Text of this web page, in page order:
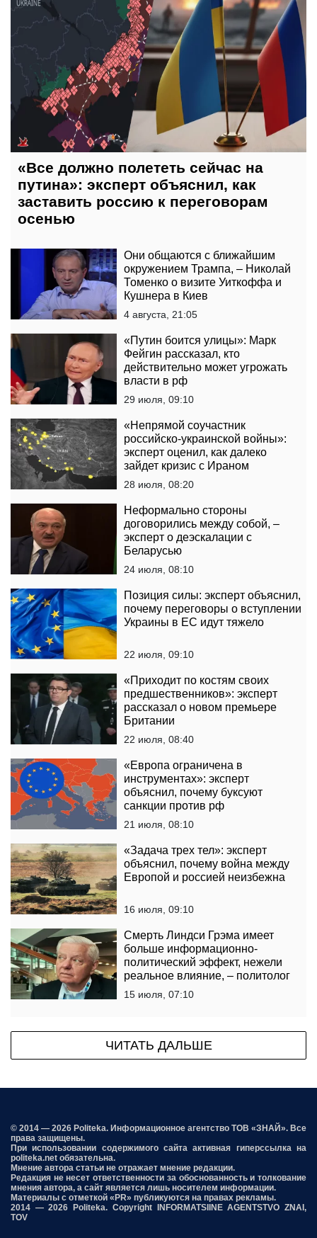
«Все должно полететь сейчас на
путина»: эксперт объяснил, как
заставить россию к переговорам
осенью
Они общаются с ближайшим
окружением Трампа, – Николай
Томенко о визите Уиткоффа и
Кушнера в Киев
4 августа, 21:05
«Путин боится улицы»: Марк
Фейгин рассказал, кто
действительно может угрожать
власти в рф
29 июля, 09:10
«Непрямой соучастник
российско-украинской войны»:
эксперт оценил, как далеко
зайдет кризис с Ираном
28 июля, 08:20
Неформально стороны
договорились между собой, –
эксперт о деэскалации с
Беларусью
24 июля, 08:10
Позиция силы: эксперт объяснил,
почему переговоры о вступлении
Украины в ЕС идут тяжело
22 июля, 09:10
«Приходит по костям своих
предшественников»: эксперт
рассказал о новом премьере
Британии
22 июля, 08:40
«Европа ограничена в
инструментах»: эксперт
объяснил, почему буксуют
санкции против рф
21 июля, 08:10
«Задача трех тел»: эксперт
объяснил, почему война между
Европой и россией неизбежна
16 июля, 09:10
Смерть Линдси Грэма имеет
больше информационно-
политический эффект, нежели
реальное влияние, – политолог
15 июля, 07:10
ЧИТАТЬ ДАЛЬШЕ
© 2014 — 2026 Politeka. Информационное агентство ТОВ «ЗНАЙ». Все
права защищены.
При использовании содержимого сайта активная гиперссылка на
politeka.net обязательна.
Мнение автора статьи не отражает мнение редакции.
Редакция не несет ответственности за обоснованность и толкование
мнения автора, а сайт является лишь носителем информации.
Материалы с отметкой «PR» публикуются на правах рекламы.
2014 — 2026 Politeka. Copyright INFORMATSIINE AGENTSTVO ZNAI,
TOV